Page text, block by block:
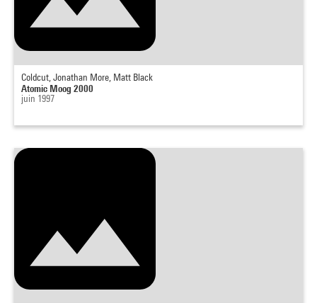
Coldcut, Jonathan More, Matt Black
Atomic Moog 2000
juin 1997